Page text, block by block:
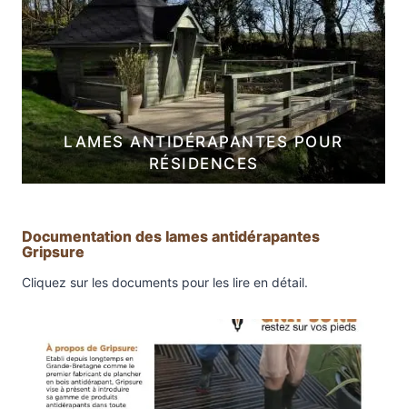
LAMES ANTIDÉRAPANTES POUR
RÉSIDENCES
Documentation des lames antidérapantes
Gripsure
Cliquez sur les documents pour les lire en détail.